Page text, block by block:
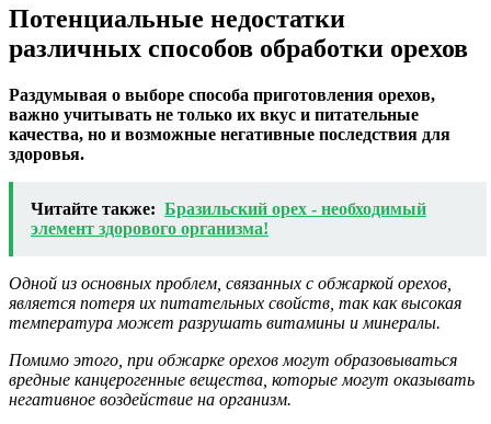
Потенциальные недостатки
различных способов обработки орехов
Раздумывая о выборе способа приготовления орехов,
важно учитывать не только их вкус и питательные
качества, но и возможные негативные последствия для
здоровья.
Читайте также: Бразильский орех - необходимый
элемент здорового организма!
Одной из основных проблем, связанных с обжаркой орехов,
является потеря их питательных свойств, так как высокая
температура может разрушать витамины и минералы.
Помимо этого, при обжарке орехов могут образовываться
вредные канцерогенные вещества, которые могут оказывать
негативное воздействие на организм.